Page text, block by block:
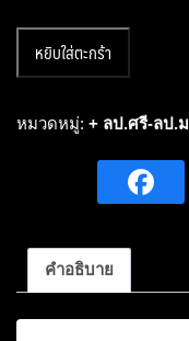
พระ
เรือนแก้ว
บูชา
หยิบใส่ตะกร้า
หมวดหมู่: + ลป.ศรี-ลป.
คำอธิบาย